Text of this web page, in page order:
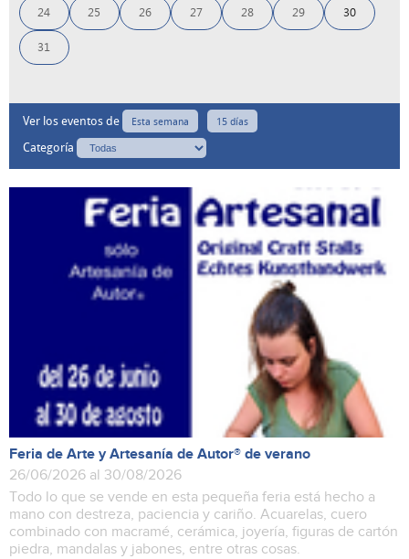
24 25 26 27 28 29 30
31
Ver los eventos de Esta semana 15 días
Categoría
Feria de Arte y Artesanía de Autor® de verano
26/06/2026 al 30/08/2026
Todo lo que se vende en esta pequeña feria está hecho a
mano con destreza, paciencia y cariño. Acuarelas, cuero
combinado con macramé, cerámica, joyería, figuras de cartón
piedra, mandalas y jabones, entre otras cosas.